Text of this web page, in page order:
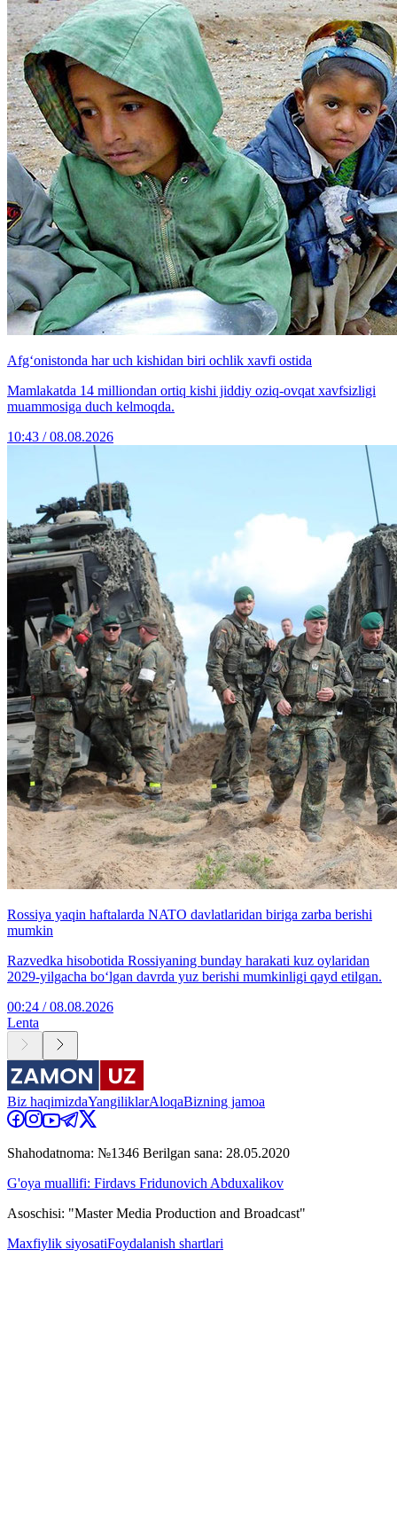
Afg‘onistonda har uch kishidan biri ochlik xavfi ostida
Mamlakatda 14 milliondan ortiq kishi jiddiy oziq-ovqat xavfsizligi
muammosiga duch kelmoqda.
10:43 / 08.08.2026
Rossiya yaqin haftalarda NATO davlatlaridan biriga zarba berishi
mumkin
Razvedka hisobotida Rossiyaning bunday harakati kuz oylaridan
2029-yilgacha bo‘lgan davrda yuz berishi mumkinligi qayd etilgan.
00:24 / 08.08.2026
Lenta
Biz haqimizdaYangiliklarAloqaBizning jamoa
Shahodatnoma: №1346 Berilgan sana: 28.05.2020
G'oya muallifi: Firdavs Fridunovich Abduxalikov
Asoschisi: "Master Media Production and Broadcast"
Maxfiylik siyosatiFoydalanish shartlari